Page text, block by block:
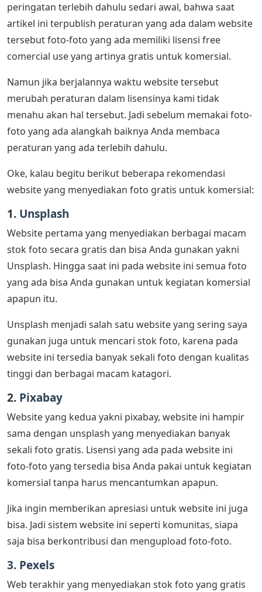
peringatan terlebih dahulu sedari awal, bahwa saat
artikel ini terpublish peraturan yang ada dalam website
tersebut foto-foto yang ada memiliki lisensi free
comercial use yang artinya gratis untuk komersial.
Namun jika berjalannya waktu website tersebut
merubah peraturan dalam lisensinya kami tidak
menahu akan hal tersebut. Jadi sebelum memakai foto-
foto yang ada alangkah baiknya Anda membaca
peraturan yang ada terlebih dahulu.
Oke, kalau begitu berikut beberapa rekomendasi
website yang menyediakan foto gratis untuk komersial:
1. Unsplash
Website pertama yang menyediakan berbagai macam
stok foto secara gratis dan bisa Anda gunakan yakni
Unsplash. Hingga saat ini pada website ini semua foto
yang ada bisa Anda gunakan untuk kegiatan komersial
apapun itu.
Unsplash menjadi salah satu website yang sering saya
gunakan juga untuk mencari stok foto, karena pada
website ini tersedia banyak sekali foto dengan kualitas
tinggi dan berbagai macam katagori.
2. Pixabay
Website yang kedua yakni pixabay, website ini hampir
sama dengan unsplash yang menyediakan banyak
sekali foto gratis. Lisensi yang ada pada website ini
foto-foto yang tersedia bisa Anda pakai untuk kegiatan
komersial tanpa harus mencantumkan apapun.
Jika ingin memberikan apresiasi untuk website ini juga
bisa. Jadi sistem website ini seperti komunitas, siapa
saja bisa berkontribusi dan mengupload foto-foto.
3. Pexels
Web terakhir yang menyediakan stok foto yang gratis